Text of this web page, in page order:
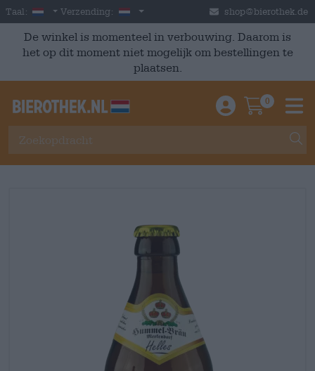
Skip to main content
Taal: Dutch
Verzending: Nederland shop@bierothek.de
De winkel is momenteel in verbouwing. Daarom is
het op dit moment niet mogelijk om bestellingen te
plaatsen.
Einloggen /
0